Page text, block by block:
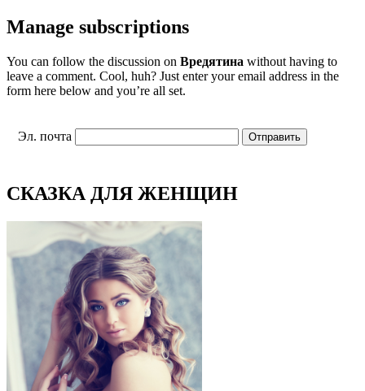
Manage subscriptions
You can follow the discussion on Вредятина without having to
leave a comment. Cool, huh? Just enter your email address in the
form here below and you’re all set.
Эл. почта
СКАЗКА ДЛЯ ЖЕНЩИН